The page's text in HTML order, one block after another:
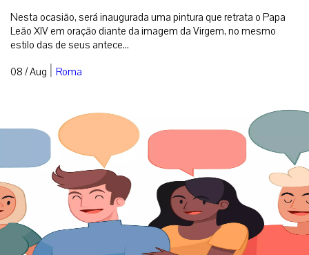
Nesta ocasião, será inaugurada uma pintura que retrata o Papa
Leão XIV em oração diante da imagem da Virgem, no mesmo
estilo das de seus antece...
08 / Aug | Roma